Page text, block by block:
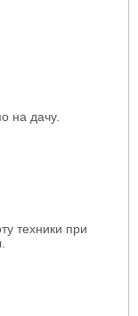
на дачу.
техники при